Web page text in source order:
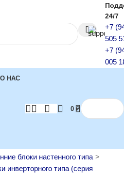
24/7
+7
505
+7
005
О НАС
0 ₽
блоки настенного типа
инверторного типа (серия